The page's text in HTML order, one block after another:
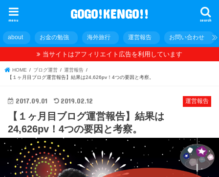
GOGO!KENGO!! search
menu
about お金の勉強 海外旅行 運営報告 お問い合わせ
当サイトはアフィリエイト広告を利用しています
HOME ブログ運営
運営報告
【１ヶ月目ブログ運営報告】結果は24,626pv！4つの要因と考察。
運営報告
2017.09.01 2019.02.12
【１ヶ月目ブログ運営報告】結果は
24,626pv！4つの要因と考察。